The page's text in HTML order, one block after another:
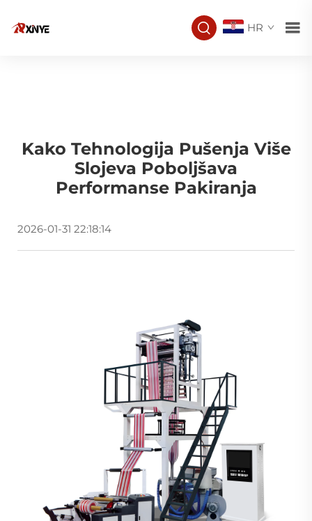
HR
Kako Tehnologija Pušenja Više
Slojeva Poboljšava
Performanse Pakiranja
2026-01-31 22:18:14